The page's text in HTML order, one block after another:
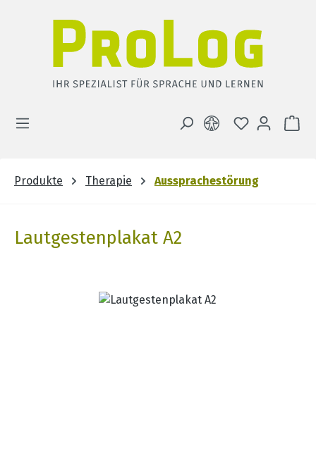
DU HAST 0
Produkte Therapie Aussprachestörung
Lautgestenplakat A2
Bildergalerie überspringen